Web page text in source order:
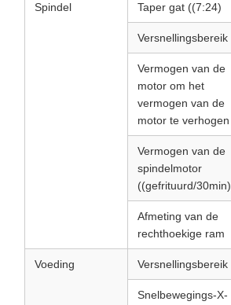
Spindel Taper gat ((7:24)
Versnellingsbereik
Vermogen van de
motor om het
vermogen van de
motor te verhogen
Vermogen van de
spindelmotor
((gefrituurd/30min)
Afmeting van de
rechthoekige ram
Voeding Versnellingsbereik
Snelbewegings-X-